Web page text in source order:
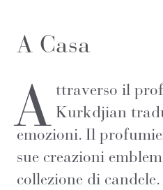
A Casa
A ttraverso il
Kurkdjian
emozioni. Il
sue creazioni
collezione di candele.